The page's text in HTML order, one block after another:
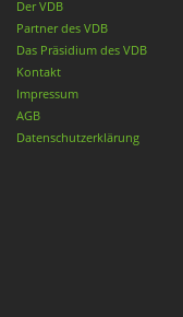
Der VDB
Partner des VDB
Das Präsidium des VDB
Kontakt
Impressum
AGB
Datenschutzerklärung